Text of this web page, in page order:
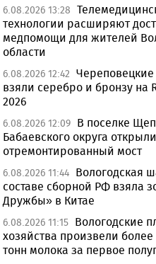
6.08.2026 13:28
технологии расширяют
медпомощи для жителей
области
6.08.2026 12:42 Череповецкие
взяли серебро и бронзу на
2026
6.08.2026 12:09 В поселке
Бабаевского округа открыли
отремонтированный мост
6.08.2026 11:44 Вологодская
составе сборной РФ взяла
Дружбы» в Китае
6.08.2026 11:15 Вологодские
хозяйства произвели более
тонн молока за первое